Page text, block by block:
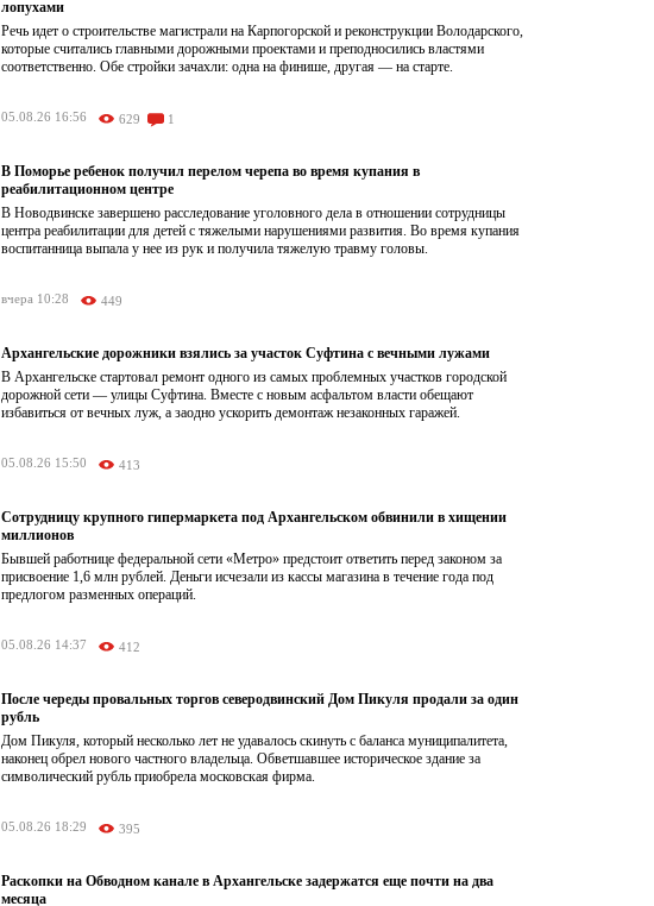
лопухами
Речь идет о строительстве магистрали на Карпогорской и реконструкции Володарского,
которые считались главными дорожными проектами и преподносились властями
соответственно. Обе стройки зачахли: одна на финише, другая — на старте.
05.08.26 16:56 629 1
В Поморье ребенок получил перелом черепа во время купания в
реабилитационном центре
В Новодвинске завершено расследование уголовного дела в отношении сотрудницы
центра реабилитации для детей с тяжелыми нарушениями развития. Во время купания
воспитанница выпала у нее из рук и получила тяжелую травму головы.
вчера 10:28 449
Архангельские дорожники взялись за участок Суфтина с вечными лужами
В Архангельске стартовал ремонт одного из самых проблемных участков городской
дорожной сети — улицы Суфтина. Вместе с новым асфальтом власти обещают
избавиться от вечных луж, а заодно ускорить демонтаж незаконных гаражей.
05.08.26 15:50 413
Сотрудницу крупного гипермаркета под Архангельском обвинили в хищении
миллионов
Бывшей работнице федеральной сети «Метро» предстоит ответить перед законом за
присвоение 1,6 млн рублей. Деньги исчезали из кассы магазина в течение года под
предлогом разменных операций.
05.08.26 14:37 412
После череды провальных торгов северодвинский Дом Пикуля продали за один
рубль
Дом Пикуля, который несколько лет не удавалось скинуть с баланса муниципалитета,
наконец обрел нового частного владельца. Обветшавшее историческое здание за
символический рубль приобрела московская фирма.
05.08.26 18:29 395
Раскопки на Обводном канале в Архангельске задержатся еще почти на два
месяца